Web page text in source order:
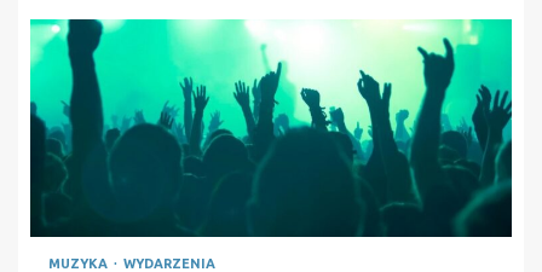
MUZYKA WYDARZENIA